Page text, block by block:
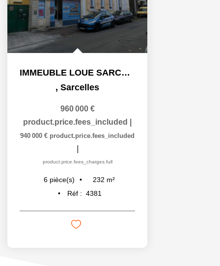
IMMEUBLE LOUE SARCELLES Village - 6 pièce(s) - 232 m2
, Sarcelles
960 000 €
product.price.fees_included
940 000 € product.price.fees_included
product.price.fees_charges.full
6 pièce(s) 232 m²
Réf : 4381